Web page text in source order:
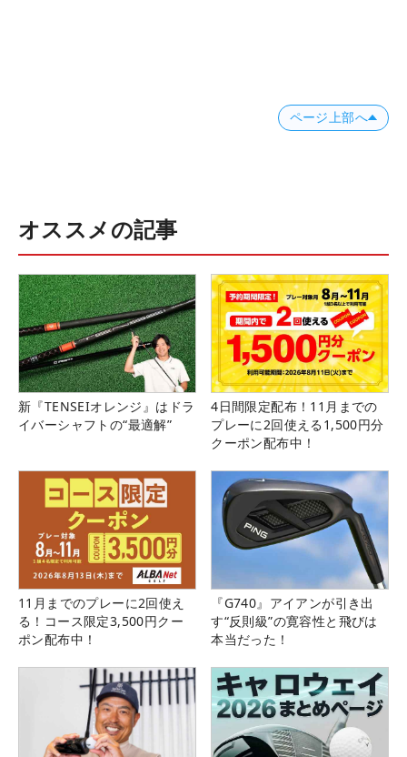
ページ上部へ
オススメの記事
新『TENSEIオレンジ』はドラ
イバーシャフトの“最適解”
4日間限定配布！11月までの
プレーに2回使える1,500円分
クーポン配布中！
11月までのプレーに2回使え
る！コース限定3,500円クー
ポン配布中！
『G740』アイアンが引き出
す“反則級”の寛容性と飛びは
本当だった！